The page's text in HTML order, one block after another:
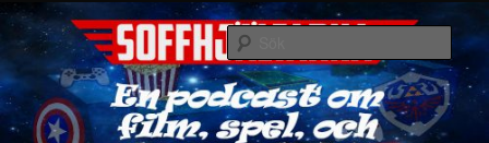
Hoppa
primärt
innehåll
Hoppa
sekundärt
innehållSoffhjältarna
En podcast om film, spel & andra nördigheter
Sök